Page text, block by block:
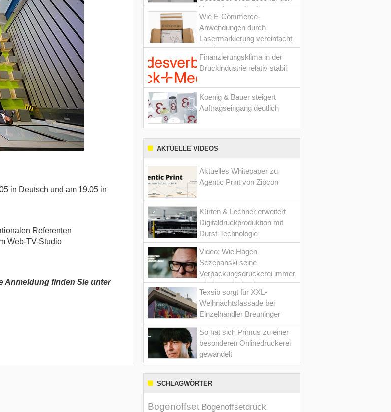
in Deutsch und am 19.05 in
Referenten
Web-TV-Studio
Anmeldung finden Sie unter
Verpackungsdruck vor
Wie E-Commerce-
Anwendungen durch
Lasermarkierung vereinfacht
werden
Finanzierungsklima in der
Druckindustrie relativ stabil
Koenig & Bauer steigert
Auftragseingang deutlich
AKTUELLE VIDEOS
Aktuelles Whitepaper zu
Agentic Print von Zipcon
Kürten & Lechner erweitert
Digitaldruckproduktion mit
Durst-Technologie
Video: Wie Hagen
Sczepanski seine
Verpackungsdruckerei immer
wieder optimiert hat
Texsib sorgt für XXL-
Weihnachtsfassade bei
Einzelhändler Breuninger
So hat sich Primus zu einer
besonderen Onlinedruckerei
gewandelt
SCHLAGWÖRTER
Bogenoffset Bogenoffsetdruck